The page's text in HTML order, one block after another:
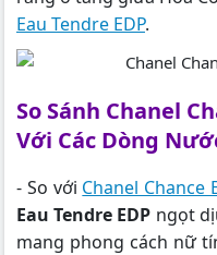
Eau Tendre EDP.
So Sánh Chanel
Với Các Dòng
- So với Chanel Chance
Eau Tendre EDP ngọt
mang phong cách nữ